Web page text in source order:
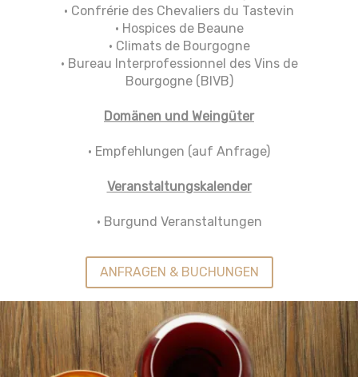
• Confrérie des Chevaliers du Tastevin
• Hospices de Beaune
• Climats de Bourgogne
• Bureau Interprofessionnel des Vins de
Bourgogne (BIVB)
Domänen und Weingüter
• Empfehlungen (auf Anfrage)
Veranstaltungskalender
• Burgund Veranstaltungen
ANFRAGEN & BUCHUNGEN